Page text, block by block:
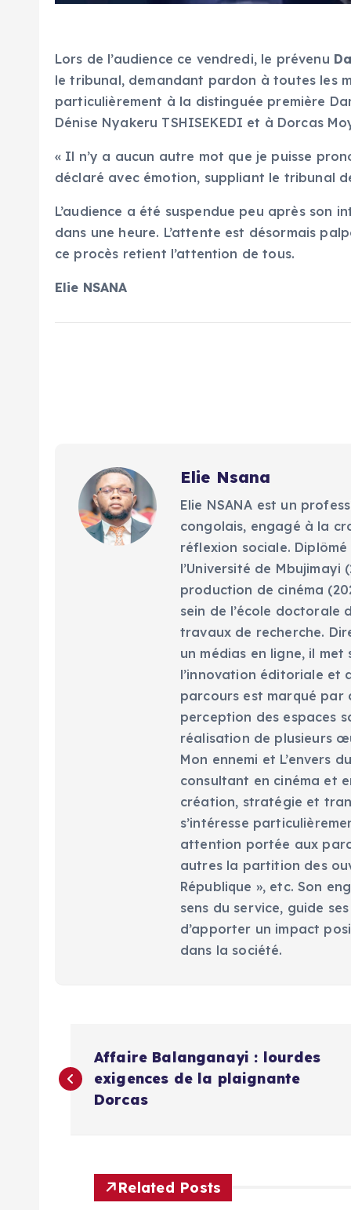
Lors de l’audience ce vendredi, le prévenu
le tribunal, demandant pardon à toutes les
particulièrement à la distinguée première
Dénise Nyakeru TSHISEKEDI et à Dorcas
« Il n’y a aucun autre mot que je puisse
déclaré avec émotion, suppliant le tribunal
L’audience a été suspendue peu après
dans une heure. L’attente est désormais
ce procès retient l’attention de tous.
Elie NSANA
Elie Nsana
Elie NSANA est un
congolais, engagé à la
réflexion sociale.
l’Université de
production de cinéma
sein de l’école doctorale
travaux de recherche.
un médias en ligne, il
l’innovation éditoriale et
parcours est marqué par
perception des espaces
réalisation de plusieurs
Mon ennemi et L’envers
consultant en cinéma et
création, stratégie et
s’intéresse
attention portée aux
autres la partition des
République », etc. Son
sens du service, guide
d’apporter un impact
dans la société.
a
Affaire Balanganayi : lourdes
exigences de la plaignante
Dorcas
Related Posts